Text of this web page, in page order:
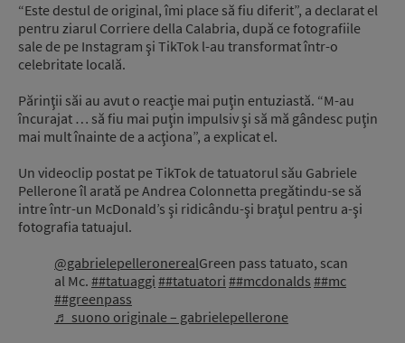
“Este destul de original, îmi place să fiu diferit”, a declarat el
pentru ziarul Corriere della Calabria, după ce fotografiile
sale de pe Instagram şi TikTok l-au transformat într-o
celebritate locală.
Părinţii săi au avut o reacţie mai puţin entuziastă. “M-au
încurajat … să fiu mai puţin impulsiv şi să mă gândesc puţin
mai mult înainte de a acţiona”, a explicat el.
Un videoclip postat pe TikTok de tatuatorul său Gabriele
Pellerone îl arată pe Andrea Colonnetta pregătindu-se să
intre într-un McDonald’s şi ridicându-şi braţul pentru a-şi
fotografia tatuajul.
@gabrielepelleronerealGreen pass tatuato, scan
al Mc. ##tatuaggi ##tatuatori ##mcdonalds ##mc
##greenpass
♬ suono originale – gabrielepellerone